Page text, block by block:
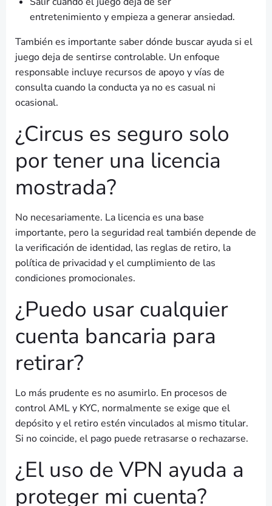
entretenimiento y empieza a generar ansiedad.
También es importante saber dónde buscar ayuda si el
juego deja de sentirse controlable. Un enfoque
responsable incluye recursos de apoyo y vías de
consulta cuando la conducta ya no es casual ni
ocasional.
¿Circus es seguro solo
por tener una licencia
mostrada?
No necesariamente. La licencia es una base
importante, pero la seguridad real también depende de
la verificación de identidad, las reglas de retiro, la
política de privacidad y el cumplimiento de las
condiciones promocionales.
¿Puedo usar cualquier
cuenta bancaria para
retirar?
Lo más prudente es no asumirlo. En procesos de
control AML y KYC, normalmente se exige que el
depósito y el retiro estén vinculados al mismo titular.
Si no coincide, el pago puede retrasarse o rechazarse.
¿El uso de VPN ayuda a
proteger mi cuenta?